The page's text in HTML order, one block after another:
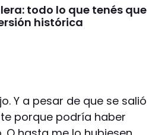
todo lo que tenés que
histórica
Y a pesar de que se salió
porque podría haber